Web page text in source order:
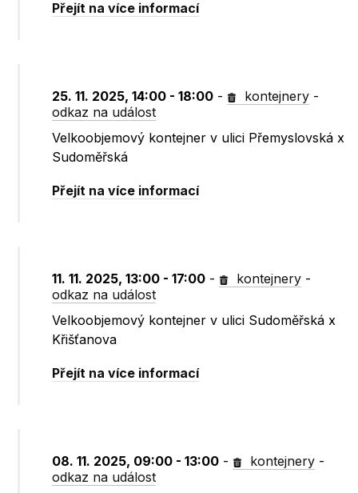
Přejít na více informací
25. 11. 2025, 14:00 - 18:00 - kontejnery -
odkaz na událost
Velkoobjemový kontejner v ulici Přemyslovská x
Sudoměřská
Přejít na více informací
11. 11. 2025, 13:00 - 17:00 - kontejnery -
odkaz na událost
Velkoobjemový kontejner v ulici Sudoměřská x
Křišťanova
Přejít na více informací
08. 11. 2025, 09:00 - 13:00 - kontejnery -
odkaz na událost